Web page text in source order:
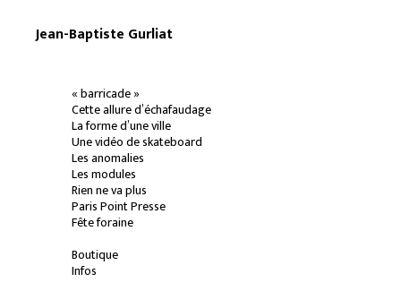
Jean-Baptiste Gurliat
« barricade »
Cette allure d’échafaudage
La forme d’une ville
Une vidéo de skateboard
Les anomalies
Les modules
Rien ne va plus
Paris Point Presse
Fête foraine
Boutique
Infos